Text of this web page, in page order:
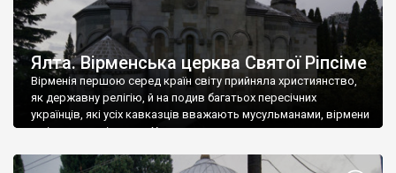
Ялта. Вірменська церква Святої Ріпсіме
Вірменія першою серед країн світу прийняла християнство,
як державну релігію, й на подив багатьох пересічних
українців, які усіх кавказців вважають мусульманами, вірмени
є відданими вірянами Христа